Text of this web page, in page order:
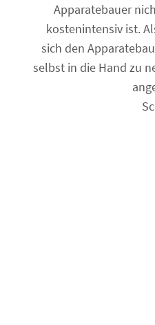
Apparatebauer
kostenintensiv ist.
sich den
selbst in die Hand zu